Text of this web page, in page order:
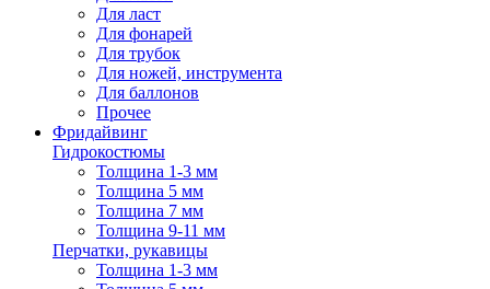
Для ласт
Для фонарей
Для трубок
Для ножей, инструмента
Для баллонов
Прочее
Фридайвинг
Гидрокостюмы
Толщина 1-3 мм
Толщина 5 мм
Толщина 7 мм
Толщина 9-11 мм
Перчатки, рукавицы
Толщина 1-3 мм